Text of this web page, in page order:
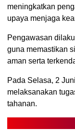
meningkatkan
upaya menjaga
Pengawasan
guna memastikan
aman serta
Pada Selasa, 2
melaksanakan
tahanan.